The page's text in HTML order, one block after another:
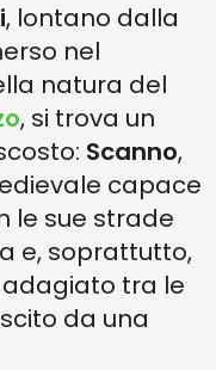
CIOCIARIA: DA
2
, lontano dalla
nel
natura del
, si trova un
Scanno,
capace
le sue strade
e, soprattutto,
adagiato tra le
da una